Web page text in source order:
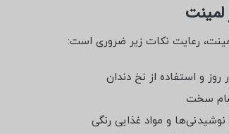
رعایت نکات زیر ضروری است:
و استفاده از نخ دندان
سخت
و مواد غذایی رنگی